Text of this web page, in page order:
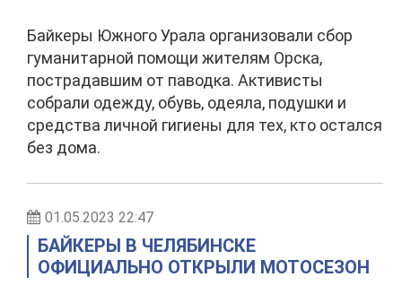
Байкеры Южного Урала организовали сбор
гуманитарной помощи жителям Орска,
пострадавшим от паводка. Активисты
собрали одежду, обувь, одеяла, подушки и
средства личной гигиены для тех, кто остался
без дома.
01.05.2023 22:47
БАЙКЕРЫ В ЧЕЛЯБИНСКЕ
ОФИЦИАЛЬНО ОТКРЫЛИ МОТОСЕЗОН